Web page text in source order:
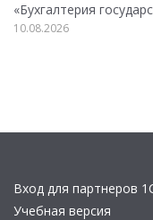
«Бухгалтерия
10.08.2026
Вход для партнеров
Учебная версия